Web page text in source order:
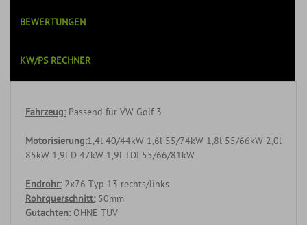
BEWERTUNGEN
KW/PS RECHNER
Fahrzeug:Passend für VW Golf 3
Motorisierung:1,4l 40/44kW 1,6l 55/74kW 1,8l 55/66kW 2,0l
85kW 1,9l D 47kW 1,9l TDI 55/66/81kW
Endrohr:2x76 Typ 13 rechts/links
Rohrquerschnitt:50mm
Gutachten:OHNE TÜV